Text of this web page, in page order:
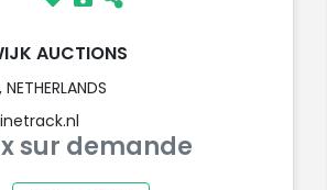
AUCTIONS
sur demande